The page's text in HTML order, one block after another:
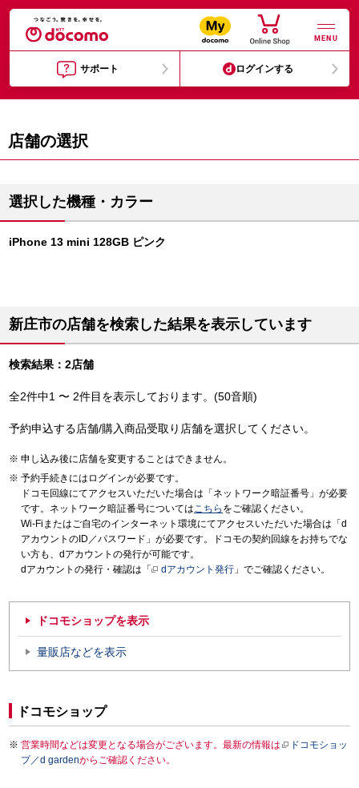
MENU
サポート ログインする
店舗の選択
選択した機種・カラー
iPhone 13 mini 128GB ピンク
新庄市の店舗を検索した結果を表示しています
検索結果：2店舗
全2件中1 〜 2件目を表示しております。(50音順)
予約申込する店舗/購入商品受取り店舗を選択してください。
申し込み後に店舗を変更することはできません。
予約手続きにはログインが必要です。
ドコモ回線にてアクセスいただいた場合は「ネットワーク暗証番号」が必要
です。ネットワーク暗証番号についてはこちら をご確認ください。
Wi-Fiまたはご自宅のインターネット環境にてアクセスいただいた場合は「d
アカウントのID／パスワード」が必要です。ドコモの契約回線をお持ちでな
い方も、dアカウントの発行が可能です。
dアカウントの発行・確認は「
dアカウント発行 」でご確認ください。
ドコモショップを表示
量販店などを表示
ドコモショップ
営業時間などは変更となる場合がございます。最新の情報は
ドコモショッ
プ／d gardenからご確認ください。